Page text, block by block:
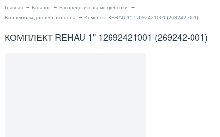
Главная Каталог
Распределительные гребенки
Коллекторы для теплого пола
Комплект REHAU 1" 12692421001 (269242-001)
КОМПЛЕКТ REHAU 1" 12692421001 (269242-001)